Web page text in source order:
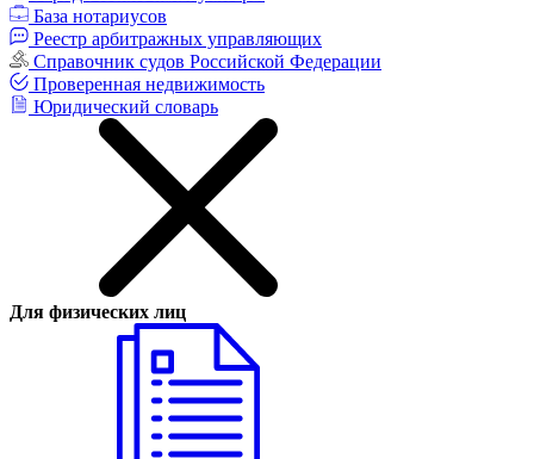
База нотариусов
Реестр арбитражных управляющих
Справочник судов Российской Федерации
Проверенная недвижимость
Юридический словарь
Для физических лиц